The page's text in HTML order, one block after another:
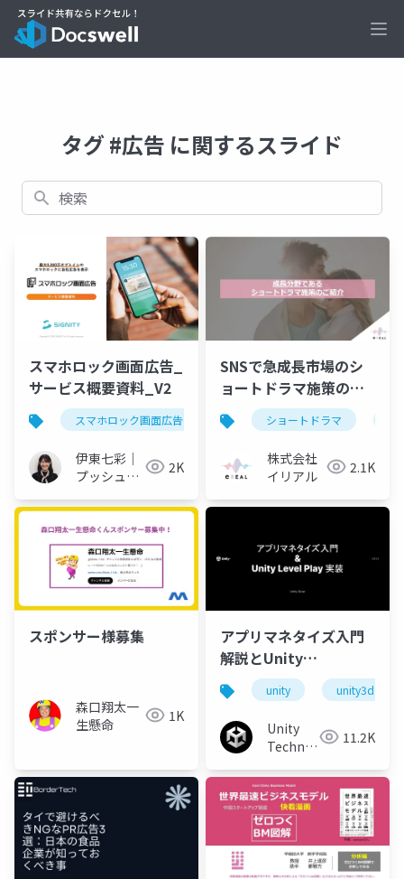
タグ #広告 に関するスライド
検索
スマホロック画面広告_
サービス概要資料_V2
スマホロック画面広告 プッシュ通知 webプッシ
伊東七彩｜
プッシュ通
ー
2K
SNSで急成長市場のシ
ョートドラマ施策のご
紹介
ショートドラマ
株式会社
イリアル
2.1K
スポンサー様募集
森口翔太一
生懸命
1K
アプリマネタイズ入門
解説とUnity
LevelPlay実装チュー
トリアル
unity unity3d
Unity
Technologies11.2K